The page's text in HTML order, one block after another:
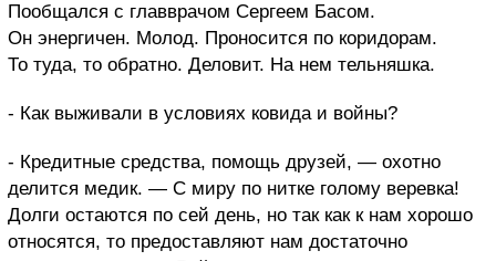
Пообщался с главврачом Сергеем Басом.
Он энергичен. Молод. Проносится по коридорам.
То туда, то обратно. Деловит. На нем тельняшка.
- Как выживали в условиях ковида и войны?
- Кредитные средства, помощь друзей, — охотно
делится медик. — С миру по нитке голому веревка!
Долги остаются по сей день, но так как к нам хорошо
относятся, то предоставляют нам достаточно